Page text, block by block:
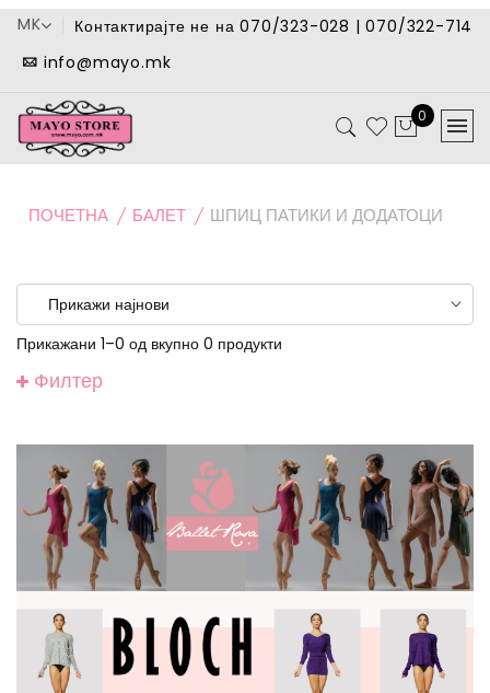
MK
Контактирајте не на 070/323-028 | 070/322-714
info@mayo.mk
0
ПОЧЕТНА БАЛЕТ ШПИЦ ПАТИКИ И ДОДАТОЦИ
Прикажани 1–0 од вкупно 0 продукти
Филтер